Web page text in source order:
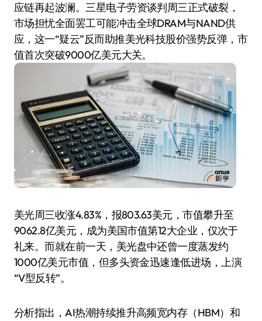
应链再起波澜。三星电子劳资谈判周三正式破裂，
市场担忧全面罢工可能冲击全球DRAM与NAND供
应，这一“疑云”反而助推美光科技股价强势反弹，市
值首次突破9000亿美元大关。
美光周三收涨4.83%，报803.63美元，市值攀升至
9062.8亿美元，成为美国市值第12大企业，仅次于
礼来。而就在前一天，美光盘中还曾一度蒸发约
1000亿美元市值，但多头资金迅速逢低进场，上演
“V型反转”。
分析指出，AI热潮持续推升高频宽内存（HBM）和